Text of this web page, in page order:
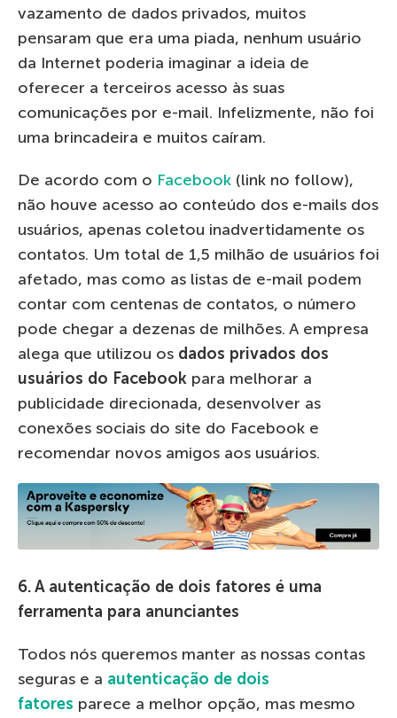
vazamento de dados privados, muitos
pensaram que era uma piada, nenhum usuário
da Internet poderia imaginar a ideia de
oferecer a terceiros acesso às suas
comunicações por e-mail. Infelizmente, não foi
uma brincadeira e muitos caíram.
De acordo com o Facebook (link no follow),
não houve acesso ao conteúdo dos e-mails dos
usuários, apenas coletou inadvertidamente os
contatos. Um total de 1,5 milhão de usuários foi
afetado, mas como as listas de e-mail podem
contar com centenas de contatos, o número
pode chegar a dezenas de milhões. A empresa
alega que utilizou os dados privados dos
usuários do Facebook para melhorar a
publicidade direcionada, desenvolver as
conexões sociais do site do Facebook e
recomendar novos amigos aos usuários.
6. A autenticação de dois fatores é uma
ferramenta para anunciantes
Todos nós queremos manter as nossas contas
seguras e a autenticação de dois
fatores parece a melhor opção, mas mesmo